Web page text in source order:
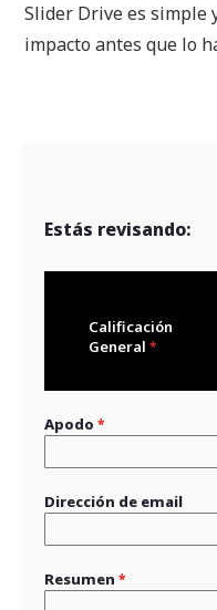
Slider Drive es simple
impacto antes que lo
Estás revisando:
Calificación
General
Apodo
Dirección de email
Resumen